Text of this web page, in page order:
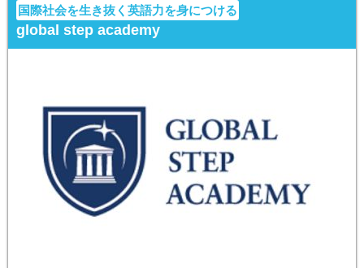
国際社会を生き抜く英語力を身につける
global step academy